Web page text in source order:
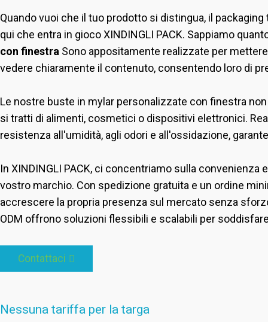
Quando vuoi che il tuo prodotto si distingua, il
qui che entra in gioco XINDINGLI PACK. Sappiamo
con finestra Sono appositamente realizzate per
vedere chiaramente il contenuto, consentendo loro di
Le nostre buste in mylar personalizzate con finestra
si tratti di alimenti, cosmetici o dispositivi elettronici.
resistenza all'umidità, agli odori e all'ossidazione,
In XINDINGLI PACK, ci concentriamo sulla
vostro marchio. Con spedizione gratuita e un ordine
accrescere la propria presenza sul mercato senza
ODM offrono soluzioni flessibili e scalabili per
Contattaci
Nessuna tariffa per la targa